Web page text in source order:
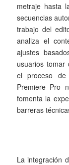
metraje hasta
secuencias
trabajo del
analiza el
ajustes
usuarios tomar
el proceso de
Premiere Pro
fomenta la
barreras
La integración